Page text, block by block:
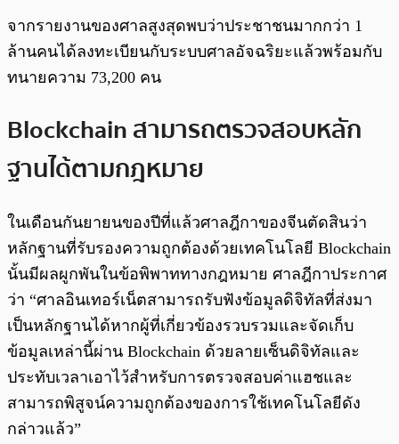
จากรายงานของศาลสูงสุดพบว่าประชาชนมากกว่า 1
ล้านคนได้ลงทะเบียนกับระบบศาลอัจฉริยะแล้วพร้อมกับ
ทนายความ 73,200 คน
Blockchain สามารถตรวจสอบหลัก
ฐานได้ตามกฎหมาย
ในเดือนกันยายนของปีที่แล้วศาลฎีกาของจีนตัดสินว่า
หลักฐานที่รับรองความถูกต้องด้วยเทคโนโลยี Blockchain
นั้นมีผลผูกพันในข้อพิพาททางกฎหมาย ศาลฎีกาประกาศ
ว่า “ศาลอินเทอร์เน็ตสามารถรับฟังข้อมูลดิจิทัลที่ส่งมา
เป็นหลักฐานได้หากผู้ที่เกี่ยวข้องรวบรวมและจัดเก็บ
ข้อมูลเหล่านี้ผ่าน Blockchain ด้วยลายเซ็นดิจิทัลและ
ประทับเวลาเอาไว้สำหรับการตรวจสอบค่าแฮชและ
สามารถพิสูจน์ความถูกต้องของการใช้เทคโนโลยีดัง
กล่าวแล้ว”